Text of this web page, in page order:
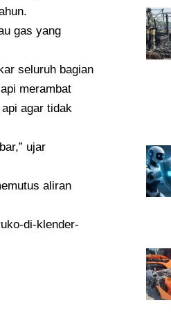
gas yang
seluruh bagian
merambat
agar tidak
ujar
aliran
di-klender-